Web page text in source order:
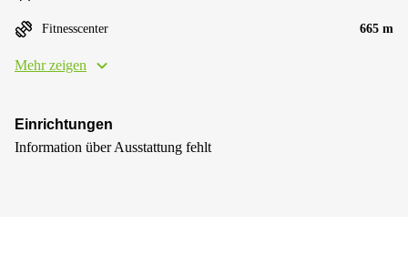
Fitnesscenter 665 m
Mehr zeigen
Einrichtungen
Information über Ausstattung fehlt